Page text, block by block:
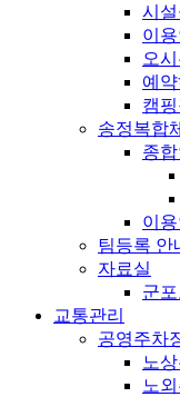
시
이
오
예약
캠
송정복합
종
이
팀등록 안
자료실
군
교통관리
공영주차
노
노